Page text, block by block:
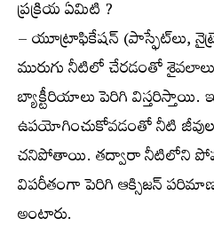
ప్రక్రియ ఏమిటి ?
– యూట్రాఫికేషన్ (పాస్ఫేట్‌లు,
మురుగు నీటిలో చేరడంతో
బ్యాక్టీరియాలు పెరిగి విస్తరిస్తాయి.
ఉపయోగించుకోవడంతో నీటి
చనిపోతాయి. తద్వారా నీటిలోని
విపరీతంగా పెరిగి ఆక్సిజన్
అంటారు.